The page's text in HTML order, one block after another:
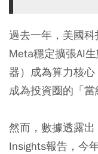
過去一年，美國科
Meta穩定擴張AI
器）成為算力核心
成為投資圈的「當
然而，數據透露
Insights報告，今